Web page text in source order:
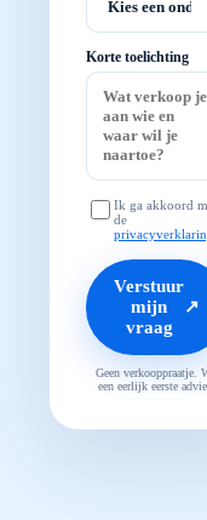
Korte toelichting
Ik ga akkoord
de
Verstuur
mijn
vraag
↗
Geen verkooppraatje.
een eerlijk eerste